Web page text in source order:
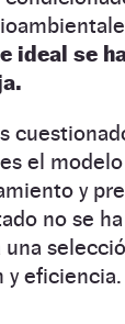
ideal se
el
y
no se
y eficiencia.